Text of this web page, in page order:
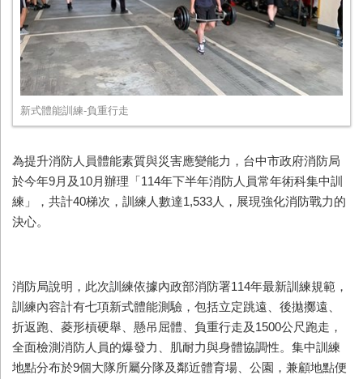
新式體能訓練-負重行走
為提升消防人員體能素質與災害應變能力，台中市政府消防局
於今年9月及 10月辦理「114年下半年消防人員常年術科集中訓
練」，共計40梯次，訓練人數達1,533人，展現強化消防戰力的
決心。
消防局說明，此次訓練依據內政部消防署114年最新訓練規範，
訓練內容計有七項新式體能測驗，包括立定跳遠、後拋擲遠、
折返跑、菱形槓硬舉、懸吊屈體、負重行走及 1500公尺跑走，
全面檢測消防人員的爆發力、肌耐力與身體協調性。集中訓練
地點分布於9個大隊所屬分隊及鄰近體育場、公園，兼顧地點便